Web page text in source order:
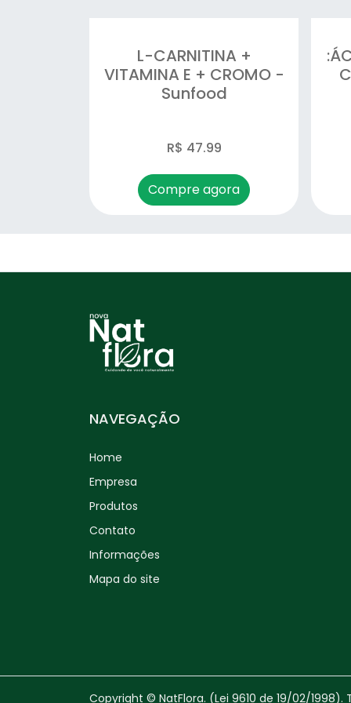
L-CARNITINA +
VITAMINA E + CROMO -
Sunfood
R$ 47.99
Compre agora
NAVEGAÇÃO
Home
Empresa
Produtos
Contato
Informações
Mapa do site
Copyright © NatFlora. (Lei 9610 de 19/02/1998).